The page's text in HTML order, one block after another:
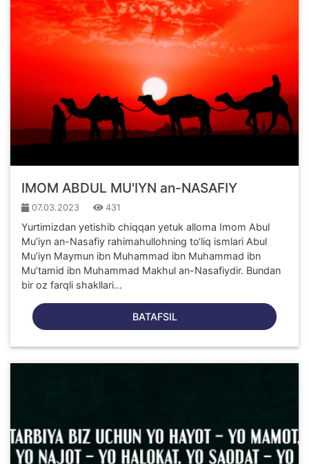
IMOM ABDUL MU'IYN an-NASAFIY
07.03.2023 431
Yurtimizdan yetishib chiqqan yetuk alloma Imom Abul
Mu’iyn an-Nasafiy rahimahullohning to‘liq ismlari Abul
Mu’iyn Maymun ibn Muhammad ibn Muhammad ibn
Mu’tamid ibn Muhammad Makhul an-Nasafiydir. Bundan
bir oz farqli shakllari...
BATAFSIL